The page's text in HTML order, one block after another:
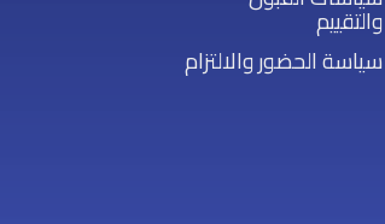
والتقييم
سياسة الحضور والالتزام